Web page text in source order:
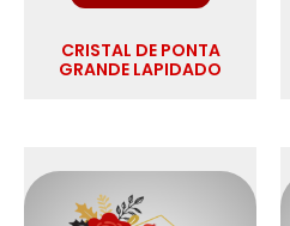
CRISTAL DE PONTA
GRANDE LAPIDADO